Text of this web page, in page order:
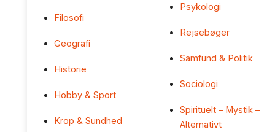
Filosofi
Geografi
Historie
Hobby & Sport
Krop & Sundhed
Psykologi
Rejsebøger
Samfund & Politik
Sociologi
Spirituelt – Mystik –
Alternativt